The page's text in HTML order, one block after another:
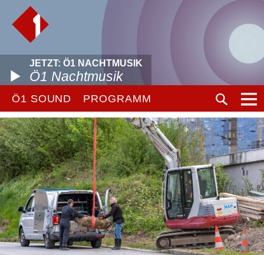
JETZT: Ö1 NACHTMUSIK
Ö1 Nachtmusik
Ö1 SOUND PROGRAMM